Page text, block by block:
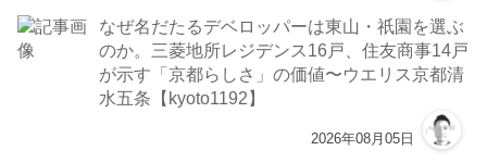
なぜ名だたるデベロッパーは東山・祇園を選ぶ
のか。三菱地所レジデンス16戸、住友商事14戸
が示す「京都らしさ」の価値〜ウエリス京都清
水五条【kyoto1192】
2026年08月05日